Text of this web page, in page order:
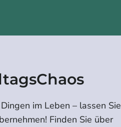
im Leben – lassen Sie
Finden Sie über